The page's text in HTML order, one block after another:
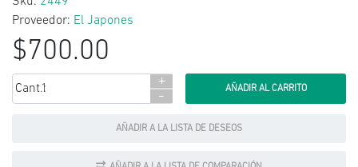
Proveedor: El Japones
$700.00
Cant.:
+
-
AÑADIR A LA LISTA DE DESEOS